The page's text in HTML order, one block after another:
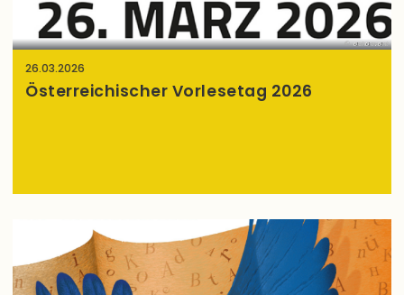
echoevent
26.03.2026
Österreichischer Vorlesetag 2026